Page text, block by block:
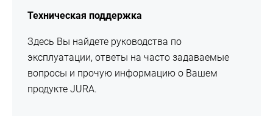
Техническая поддержка
Здесь Вы найдете руководства по
эксплуатации, ответы на часто задаваемые
вопросы и прочую информацию о Вашем
продукте JURA.